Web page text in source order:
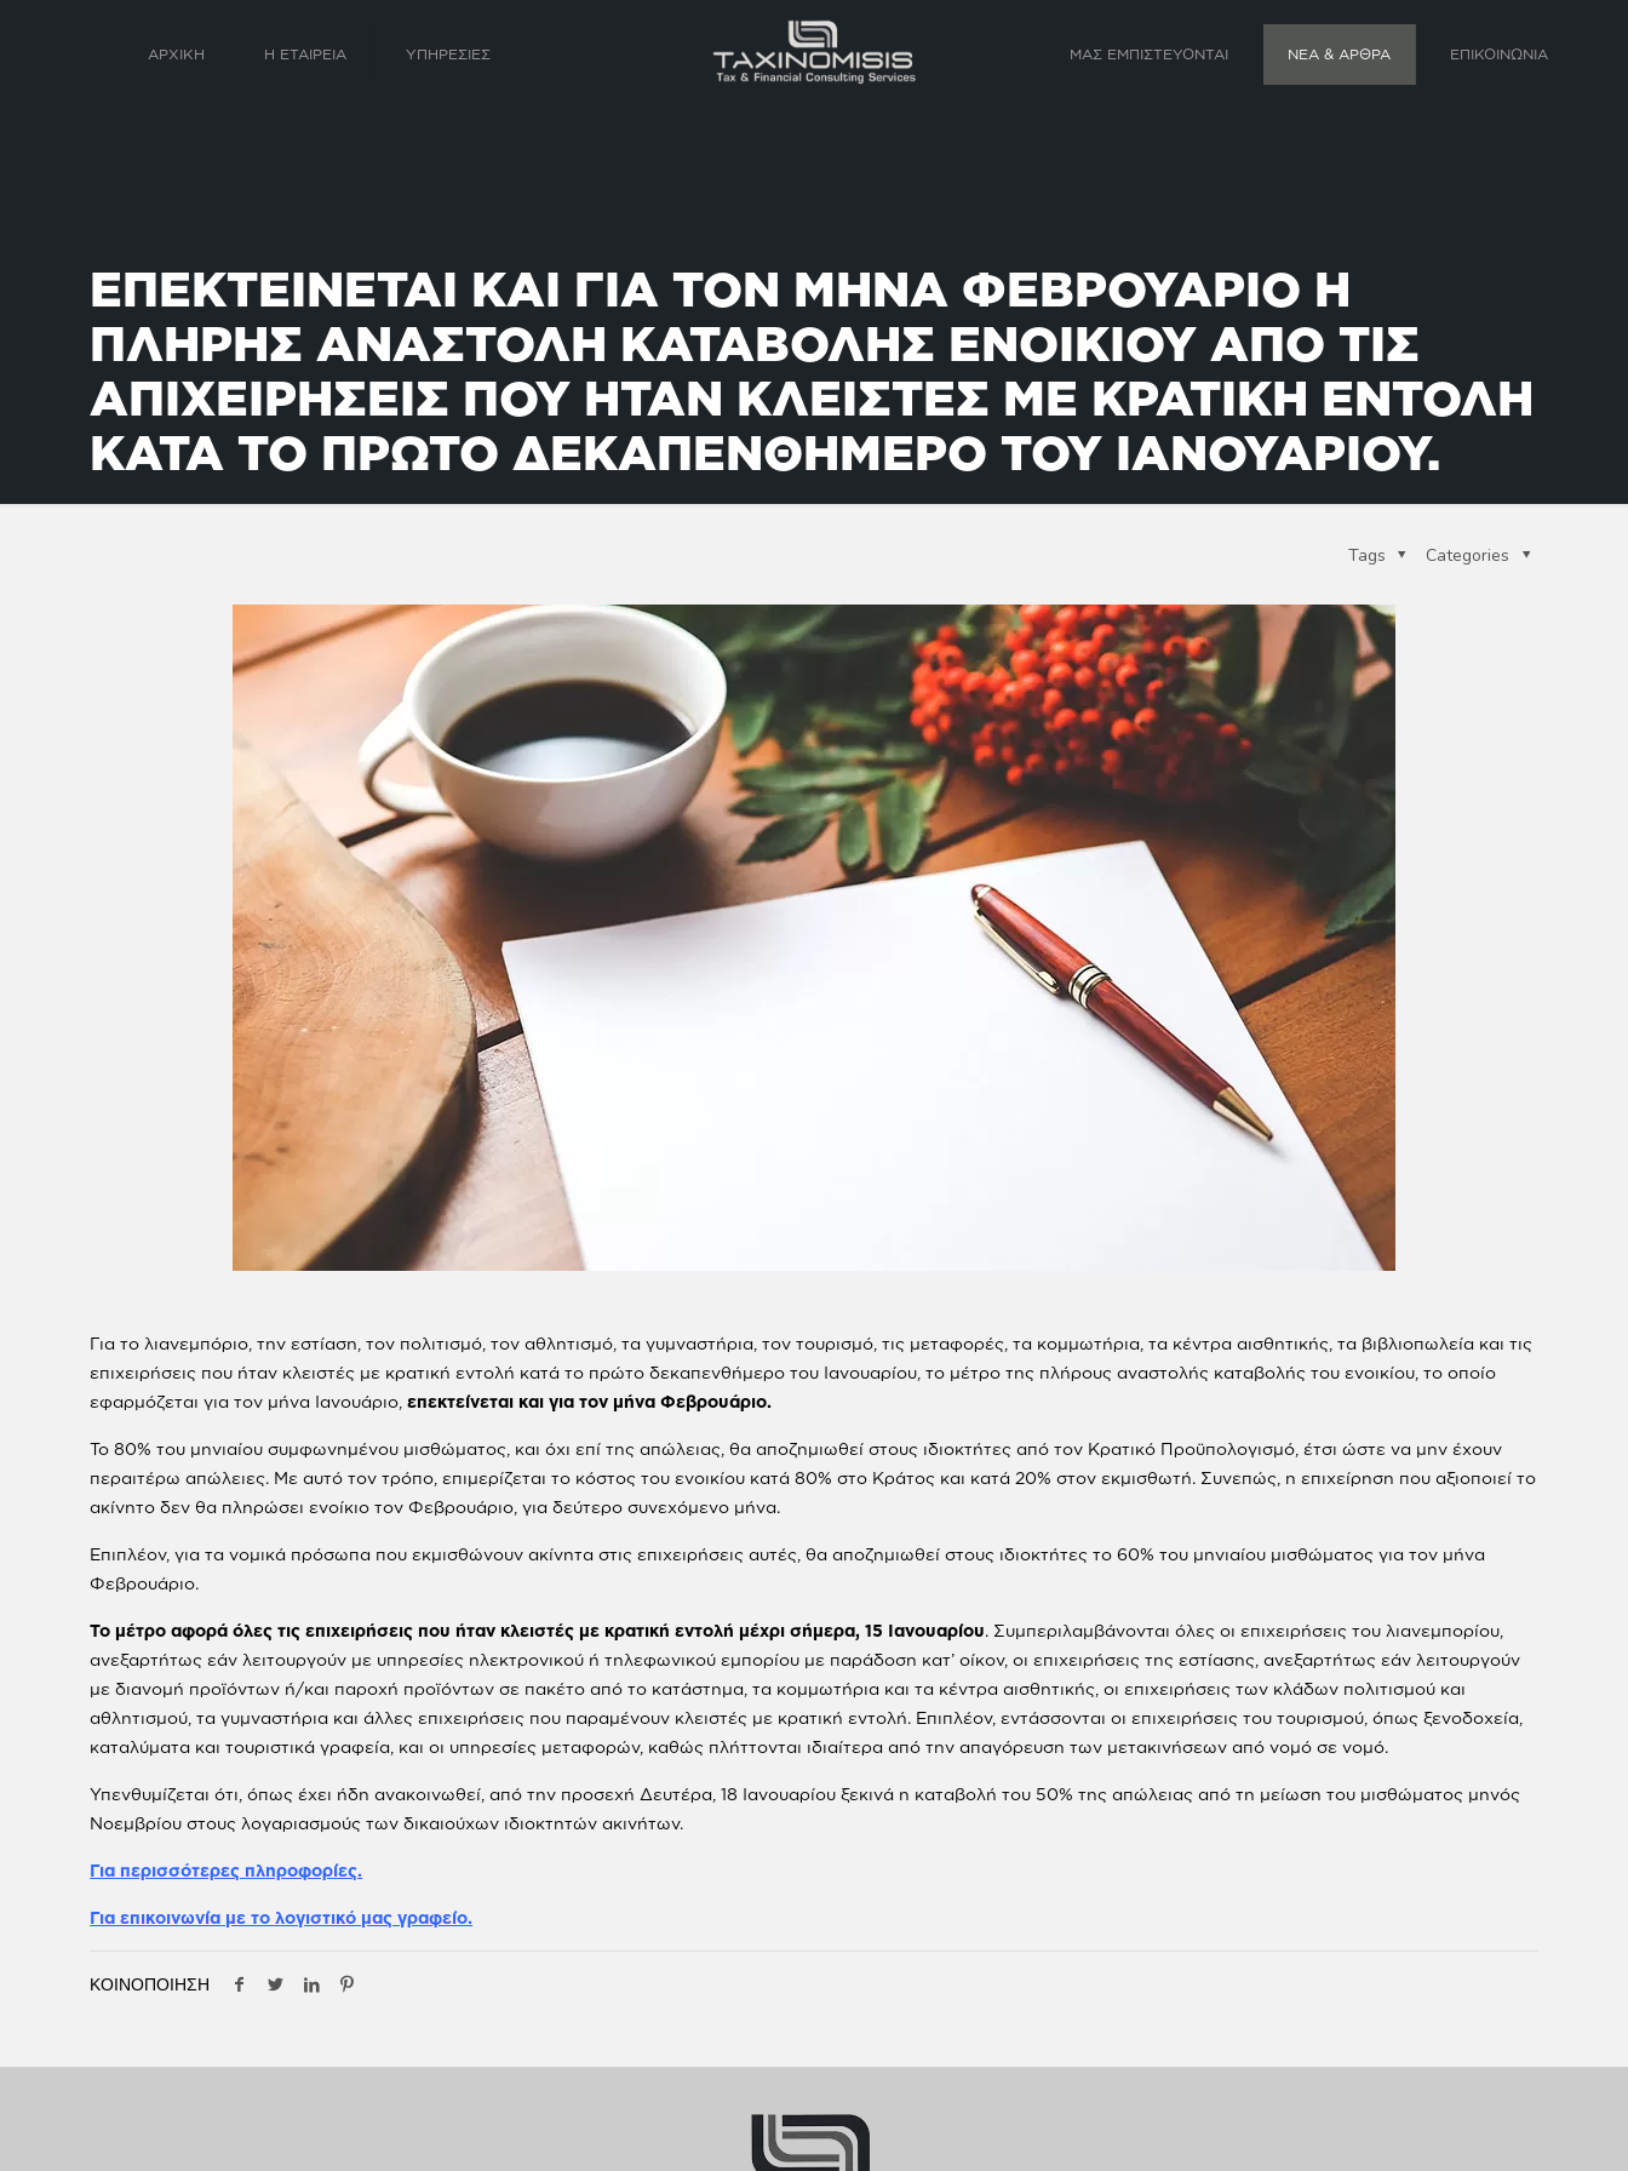
ΑΡΧΙΚΗ Η ΕΤΑΙΡΕΙΑ ΥΠΗΡΕΣΙΕΣ ΜΑΣ ΕΜΠΙΣΤΕΥΟΝΤΑΙ ΝΕΑ & ΑΡΘΡΑ ΕΠΙΚΟΙΝΩΝΙΑ
ΕΠΕΚΤΕΙΝΕΤΑΙ ΚΑΙ ΓΙΑ ΤΟΝ ΜΗΝΑ ΦΕΒΡΟΥΑΡΙΟ Η
ΠΛΗΡΗΣ ΑΝΑΣΤΟΛΗ ΚΑΤΑΒΟΛΗΣ ΕΝΟΙΚΙΟΥ ΑΠΟ ΤΙΣ
ΑΠΙΧΕΙΡΗΣΕΙΣ ΠΟΥ ΗΤΑΝ ΚΛΕΙΣΤΕΣ ΜΕ ΚΡΑΤΙΚΗ ΕΝΤΟΛΗ
ΚΑΤΑ ΤΟ ΠΡΩΤΟ ΔΕΚΑΠΕΝΘΗΜΕΡΟ ΤΟΥ ΙΑΝΟΥΑΡΙΟΥ.
Categories
Tags
Για το λιανεμπόριο, την εστίαση, τον πολιτισμό, τον αθλητισμό, τα γυμναστήρια, τον τουρισμό, τις μεταφορές, τα κομμωτήρια, τα κέντρα αισθητικής, τα βιβλιοπωλεία και τις
επιχειρήσεις που ήταν κλειστές με κρατική εντολή κατά το πρώτο δεκαπενθήμερο του Ιανουαρίου, το μέτρο της πλήρους αναστολής καταβολής του ενοικίου, το οποίο
εφαρμόζεται για τον μήνα Ιανουάριο,επεκτείνεται και για τον μήνα Φεβρουάριο.
Το 80% του μηνιαίου συμφωνημένου μισθώματος, και όχι επί της απώλειας, θα αποζημιωθεί στους ιδιοκτήτες από τον Κρατικό Προϋπολογισμό, έτσι ώστε να μην έχουν
περαιτέρω απώλειες. Με αυτό τον τρόπο, επιμερίζεται το κόστος του ενοικίου κατά 80% στο Κράτος και κατά 20% στον εκμισθωτή. Συνεπώς, η επιχείρηση που αξιοποιεί το
ακίνητο δεν θα πληρώσει ενοίκιο τον Φεβρουάριο, για δεύτερο συνεχόμενο μήνα.
Επιπλέον, για τα νομικά πρόσωπα που εκμισθώνουν ακίνητα στις επιχειρήσεις αυτές, θα αποζημιωθεί στους ιδιοκτήτες το 60% του μηνιαίου μισθώματος για τον μήνα
Φεβρουάριο.
Το μέτρο αφορά όλες τις επιχειρήσεις που ήταν κλειστές με κρατική εντολή μέχρι σήμερα, 15 Ιανουαρίου. Συμπεριλαμβάνονται όλες οι επιχειρήσεις του λιανεμπορίου,
ανεξαρτήτως εάν λειτουργούν με υπηρεσίες ηλεκτρονικού ή τηλεφωνικού εμπορίου με παράδοση κατ’ οίκον, οι επιχειρήσεις της εστίασης, ανεξαρτήτως εάν λειτουργούν
με διανομή προϊόντων ή/και παροχή προϊόντων σε πακέτο από το κατάστημα, τα κομμωτήρια και τα κέντρα αισθητικής, οι επιχειρήσεις των κλάδων πολιτισμού και
αθλητισμού, τα γυμναστήρια και άλλες επιχειρήσεις που παραμένουν κλειστές με κρατική εντολή. Επιπλέον, εντάσσονται οι επιχειρήσεις του τουρισμού, όπως ξενοδοχεία,
καταλύματα και τουριστικά γραφεία, και οι υπηρεσίες μεταφορών, καθώς πλήττονται ιδιαίτερα από την απαγόρευση των μετακινήσεων από νομό σε νομό.
Υπενθυμίζεται ότι, όπως έχει ήδη ανακοινωθεί, από την προσεχή Δευτέρα, 18 Ιανουαρίου ξεκινά η καταβολή του 50% της απώλειας από τη μείωση του μισθώματος μηνός
Νοεμβρίου στους λογαριασμούς των δικαιούχων ιδιοκτητών ακινήτων.
Για περισσότερες πληροφορίες.
Για επικοινωνία με το λογιστικό μας γραφείο.
ΚΟΙΝΟΠΟΙΗΣΗ